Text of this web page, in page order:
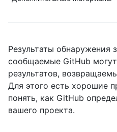
Результаты обнаружения
сообщаемые GitHub могут
результатов,
Для этого есть хорошие
понять, как GitHub
вашего проекта.